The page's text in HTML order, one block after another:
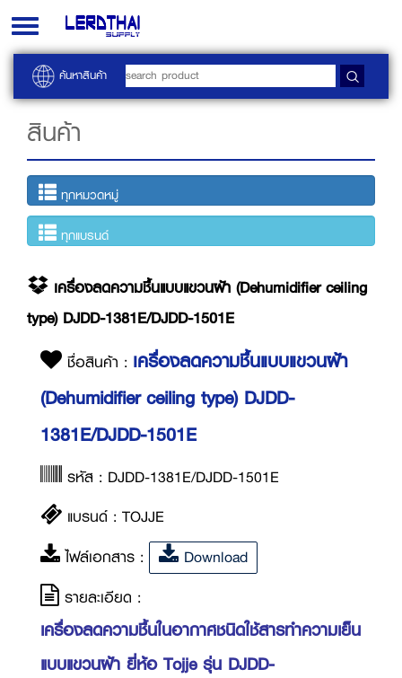
Toggle
navigation
ค้นหาสินค้า
สินค้า
ทุกหมวดหมู่
ทุกแบรนด์
เครื่องลดความชื้นแบบแขวนฝ้า (Dehumidifier ceiling
type) DJDD-1381E/DJDD-1501E
ชื่อสินค้า : เครื่องลดความชื้นแบบแขวนฝ้า
(Dehumidifier ceiling type) DJDD-
1381E/DJDD-1501E
รหัส : DJDD-1381E/DJDD-1501E
แบรนด์ : TOJJE
ไฟล์เอกสาร :
Download
รายละเอียด :
เครื่องลดความชื้นในอากาศชนิดใช้สารทำความเย็น
แบบแขวนฝ้า ยี่ห้อ Tojje รุ่น DJDD-